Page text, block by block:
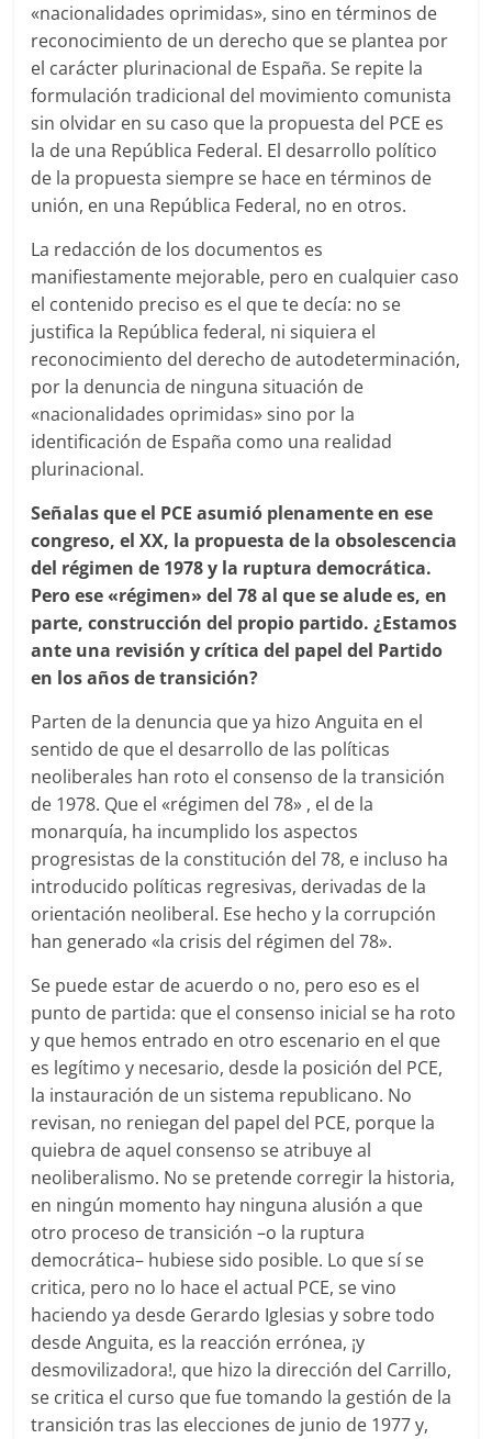
«nacionalidades oprimidas», sino en términos de
reconocimiento de un derecho que se plantea por
el carácter plurinacional de España. Se repite la
formulación tradicional del movimiento comunista
sin olvidar en su caso que la propuesta del PCE es
la de una República Federal. El desarrollo político
de la propuesta siempre se hace en términos de
unión, en una República Federal, no en otros.
La redacción de los documentos es
manifiestamente mejorable, pero en cualquier caso
el contenido preciso es el que te decía: no se
justifica la República federal, ni siquiera el
reconocimiento del derecho de autodeterminación,
por la denuncia de ninguna situación de
«nacionalidades oprimidas» sino por la
identificación de España como una realidad
plurinacional.
Señalas que el PCE asumió plenamente en ese
congreso, el XX, la propuesta de la obsolescencia
del régimen de 1978 y la ruptura democrática.
Pero ese «régimen» del 78 al que se alude es, en
parte, construcción del propio partido. ¿Estamos
ante una revisión y crítica del papel del Partido
en los años de transición?
Parten de la denuncia que ya hizo Anguita en el
sentido de que el desarrollo de las políticas
neoliberales han roto el consenso de la transición
de 1978. Que el «régimen del 78» , el de la
monarquía, ha incumplido los aspectos
progresistas de la constitución del 78, e incluso ha
introducido políticas regresivas, derivadas de la
orientación neoliberal. Ese hecho y la corrupción
han generado «la crisis del régimen del 78».
Se puede estar de acuerdo o no, pero eso es el
punto de partida: que el consenso inicial se ha roto
y que hemos entrado en otro escenario en el que
es legítimo y necesario, desde la posición del PCE,
la instauración de un sistema republicano. No
revisan, no reniegan del papel del PCE, porque la
quiebra de aquel consenso se atribuye al
neoliberalismo. No se pretende corregir la historia,
en ningún momento hay ninguna alusión a que
otro proceso de transición –o la ruptura
democrática– hubiese sido posible. Lo que sí se
critica, pero no lo hace el actual PCE, se vino
haciendo ya desde Gerardo Iglesias y sobre todo
desde Anguita, es la reacción errónea, ¡y
desmovilizadora!, que hizo la dirección del Carrillo,
se critica el curso que fue tomando la gestión de la
transición tras las elecciones de junio de 1977 y,